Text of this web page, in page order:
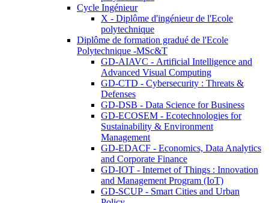
Cycle Ingénieur
X - Diplôme d'ingénieur de l'Ecole
polytechnique
Diplôme de formation gradué de l'Ecole
Polytechnique -MSc&T
GD-AIAVC - Artificial Intelligence and
Advanced Visual Computing
GD-CTD - Cybersecurity : Threats &
Defenses
GD-DSB - Data Science for Business
GD-ECOSEM - Ecotechnologies for
Sustainability & Environment
Management
GD-EDACF - Economics, Data Analytics
and Corporate Finance
GD-IOT - Internet of Things : Innovation
and Management Program (IoT)
GD-SCUP - Smart Cities and Urban